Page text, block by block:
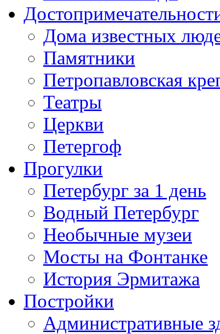
Дома известных
Памятники
Петропавловская
Театры
Церкви
Петергоф
Прогулки
Петербург за 1 день
Водный Петербург
Необычные музеи
Мосты на Фонтанке
История Эрмитажа
Постройки
Административные